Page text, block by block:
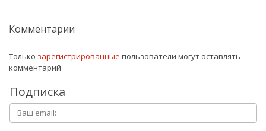
Комментарии
Только зарегистрированные пользователи могут оставлять
комментарий
Подписка